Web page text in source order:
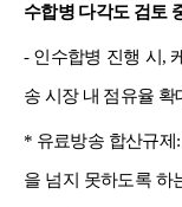
수합병 다각도 검토
- 인수합병 진행 시,
송 시장 내 점유율 확
* 유료방송 합산규제
을 넘지 못하도록 하